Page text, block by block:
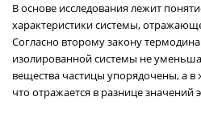
В основе исследования лежит
характеристики системы,
Согласно второму закону
изолированной системы не
вещества частицы упорядочены, а
что отражается в разнице значений